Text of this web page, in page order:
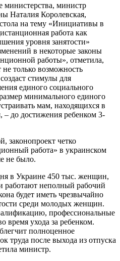
министерства, министр
Наталия Королевская,
на тему «Инициативы в
работа как
уровня занятости»
в некоторые законы
работы», отметила,
не только возможность
стимулы для
единого социального
минимального единого
мам, находящихся в
– до достижения ребенком 3-
законопроект четко
работа» в украинском
не было.
в Украине 450 тыс. женщин,
работают неполный рабочий
будет иметь чрезвычайно
среди молодых женщин.
профессиональные
время ухода за ребенком.
полноценное
труда после выхода из отпуска
министр.